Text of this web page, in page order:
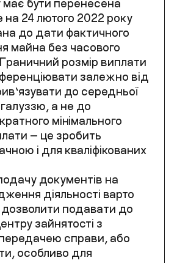
має бути перенесена
24 лютого 2022 року
до дати фактичного
майна без часового
розмір виплати
залежно від
до середньої
а не до
мінімального
— це зробить
і для кваліфікованих
документів на
діяльності варто
подавати до
зайнятості з
справи, або
особливо для